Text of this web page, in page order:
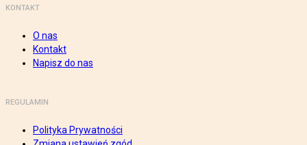
KONTAKT
O nas
Kontakt
Napisz do nas
REGULAMIN
Polityka Prywatności